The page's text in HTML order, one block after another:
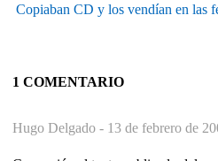
Copiaban CD y los vendían en las
1 COMENTARIO
Hugo Delgado - 13 de febrero de